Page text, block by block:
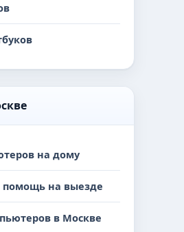
на дому
на выезде
в Москве